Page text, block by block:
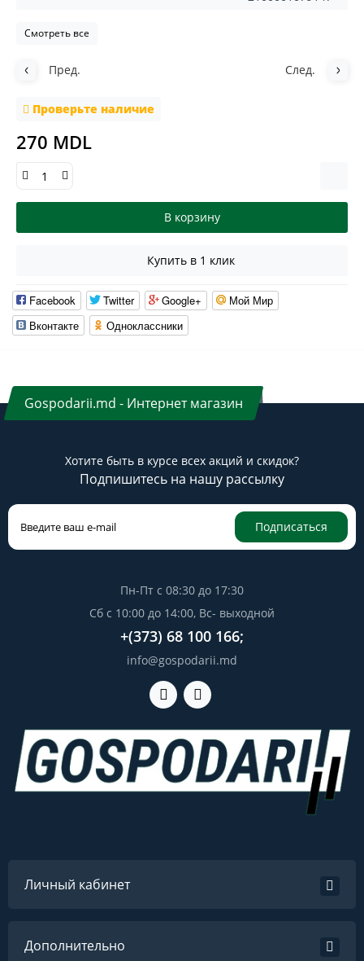
Смотреть все
Пред. След.
Проверьте наличие
270 MDL
В корзину
Купить в 1 клик
Facebook Twitter Google+
Мой Мир
Вконтакте
Одноклассники
Gospodarii.md - Интернет магазин
Хотите быть в курсе всех акций и скидок?
Подпишитесь на нашу рассылку
Подписаться
Пн-Пт с 08:30 до 17:30
Сб с 10:00 до 14:00, Вс- выходной
+(373) 68 100 166;
info@gospodarii.md
Личный кабинет
Дополнительно